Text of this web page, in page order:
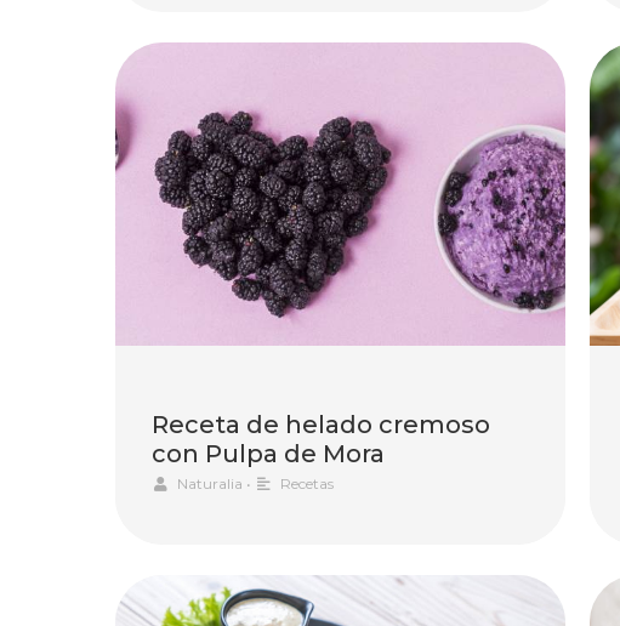
Receta de helado cremoso
con Pulpa de Mora
Naturalia • Recetas